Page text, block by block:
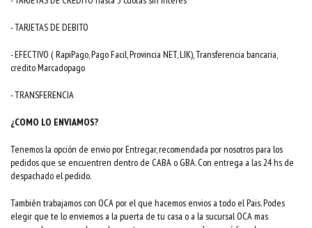
- TARJETAS DE DEBITO
- EFECTIVO ( RapiPago, Pago Facil, Provincia NET, LIK), Transferencia bancaria,
credito Marcadopago
- TRANSFERENCIA
¿COMO LO ENVIAMOS?
Tenemos la opción de envio por Entregar, recomendada por nosotros para los
pedidos que se encuentren dentro de CABA o GBA. Con entrega a las 24 hs de
despachado el pedido.
También trabajamos con OCA por el que hacemos envios a todo el Pais. Podes
elegir que te lo enviemos a la puerta de tu casa o a la sucursal OCA mas